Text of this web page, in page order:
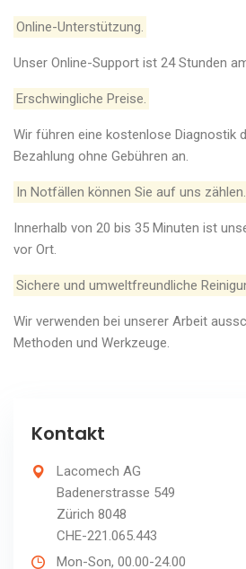
Online-Unterstützung.
Unser Online-Support ist 24 Stunden
Erschwingliche Preise.
Wir führen eine kostenlose Diagnostik
Bezahlung ohne Gebühren an.
In Notfällen können Sie auf uns zählen.
Innerhalb von 20 bis 35 Minuten ist
vor Ort.
Sichere und umweltfreundliche
Wir verwenden bei unserer Arbeit
Methoden und Werkzeuge.
Kontakt
Lacomech AG
Badenerstrasse 549
Zürich 8048
CHE-221.065.443
Mon-Son, 00.00-24.00